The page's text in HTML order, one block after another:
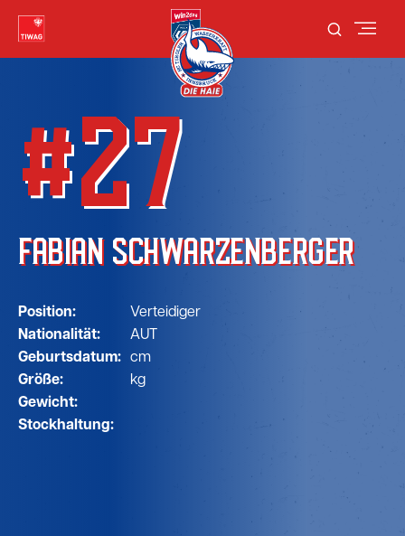
Position:
Nationalität:
Geburtsdatum:
Größe:
Gewicht:
Stockhaltung:
Verteidiger
AUT
cm
kg
#27
FABIAN SCHWARZENBERGER